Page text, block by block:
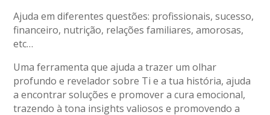
Ajuda em diferentes questões: profissionais, sucesso,
financeiro, nutrição, relações familiares, amorosas,
etc…
Uma ferramenta que ajuda a trazer um olhar
profundo e revelador sobre Ti e a tua história, ajuda
a encontrar soluções e promover a cura emocional,
trazendo à tona insights valiosos e promovendo a